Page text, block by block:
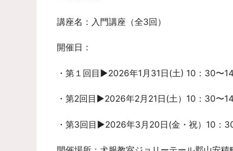
講座名：入門講座（全3回）
開催日：
・第１回目▶︎2026年1月31日(土) 10：30〜
・第2回目▶︎2026年2月21日(土）10：30〜
・第3回目▶︎2026年3月20日(金・祝）10：